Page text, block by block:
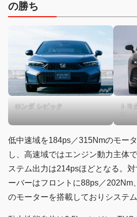
の勝ち
ホンダ シビック
トヨ
ー
低中速域を184ps／315Nmのモー
し、高速域ではエンジン動力主体
ステム出力は214psほどとなる。
ーバーはフロントに88ps／202Nm
のモーターを搭載しておりシステ